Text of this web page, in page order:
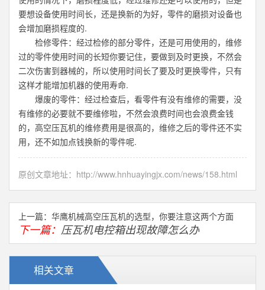
要想设备使用时间长，还是换新的为好，零件的磨损对设备也
会增加磨损程度的.
检修零件：经过检修的部分零件，还是可用使用的，维修
过的零件使用时间的长短你要记住，要做到及时更换，不然会
二次伤害到器械的，所以使用时间长了要及时更换零件，只有
这样才能增加机器的使用寿命.
爆废的零件：经过检查后，看零件有没有维修的需要，没
有维修的必要就不要维修啦，不然会浪费时间也会浪费金钱
的，高空压瓦机的维修费用是很高的，维修之后的零件还不实
用，还不如加点钱换新的零件呢.
原创文章地址： http://www.hnhuayingjx.com/news/158.html
上一篇：​ 华鹰机械高空压瓦机的选型，你要注意这两个方面
下一篇： 压瓦机电控箱出现故障怎么办
相关文章